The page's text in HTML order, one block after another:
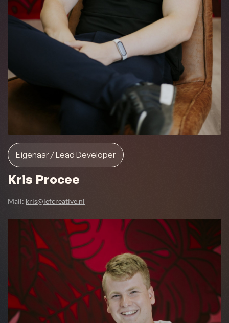
Eigenaar / Lead Developer
Kris Procee
Mail: kris@lefcreative.nl